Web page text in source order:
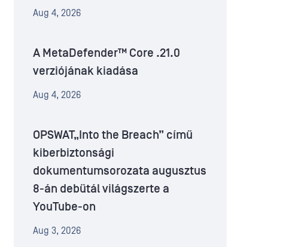
Aug 4, 2026
A MetaDefender™ Core .21.0
verziójának kiadása
Aug 4, 2026
OPSWAT„Into the Breach” című
kiberbiztonsági
dokumentumsorozata augusztus
8-án debütál világszerte a
YouTube-on
Aug 3, 2026